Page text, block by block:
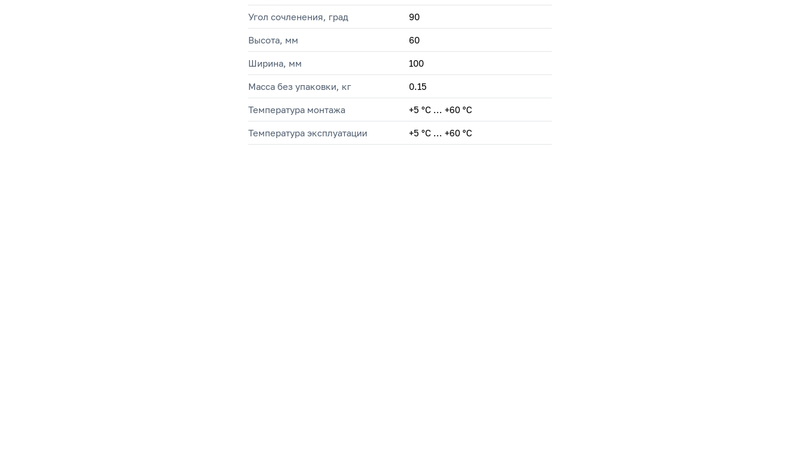
Угол сочленения, град 90
Высота, мм 60
Ширина, мм 100
Масса без упаковки, кг 0.15
Температура монтажа +5 °С ... +60 °С
Температура эксплуатации +5 °C ... +60 °C